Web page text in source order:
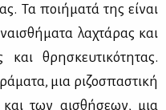
Τα ποι­ή­μα­τά της εί­ναι
λα­χτά­ρας και
θρη­σκευ­τι­κό­τη­τας.
μια ρι­ζο­σπα­στι­κή
των αι­σθή­σε­ων, μια